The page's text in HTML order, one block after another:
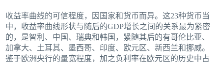
收益率曲线的可信程度，因国家和货币而异。这23种货币当
中，收益率曲线形状与随后的GDP增长之间的关系最为紧密
的，是智利、中国、瑞典和韩国，紧随其后的有哥伦比亚、
加拿大、土耳其、墨西哥、印度、欧元区、新西兰和挪威。
鉴于欧洲央行的量宽程度，加之负利率在欧元区的历史中占